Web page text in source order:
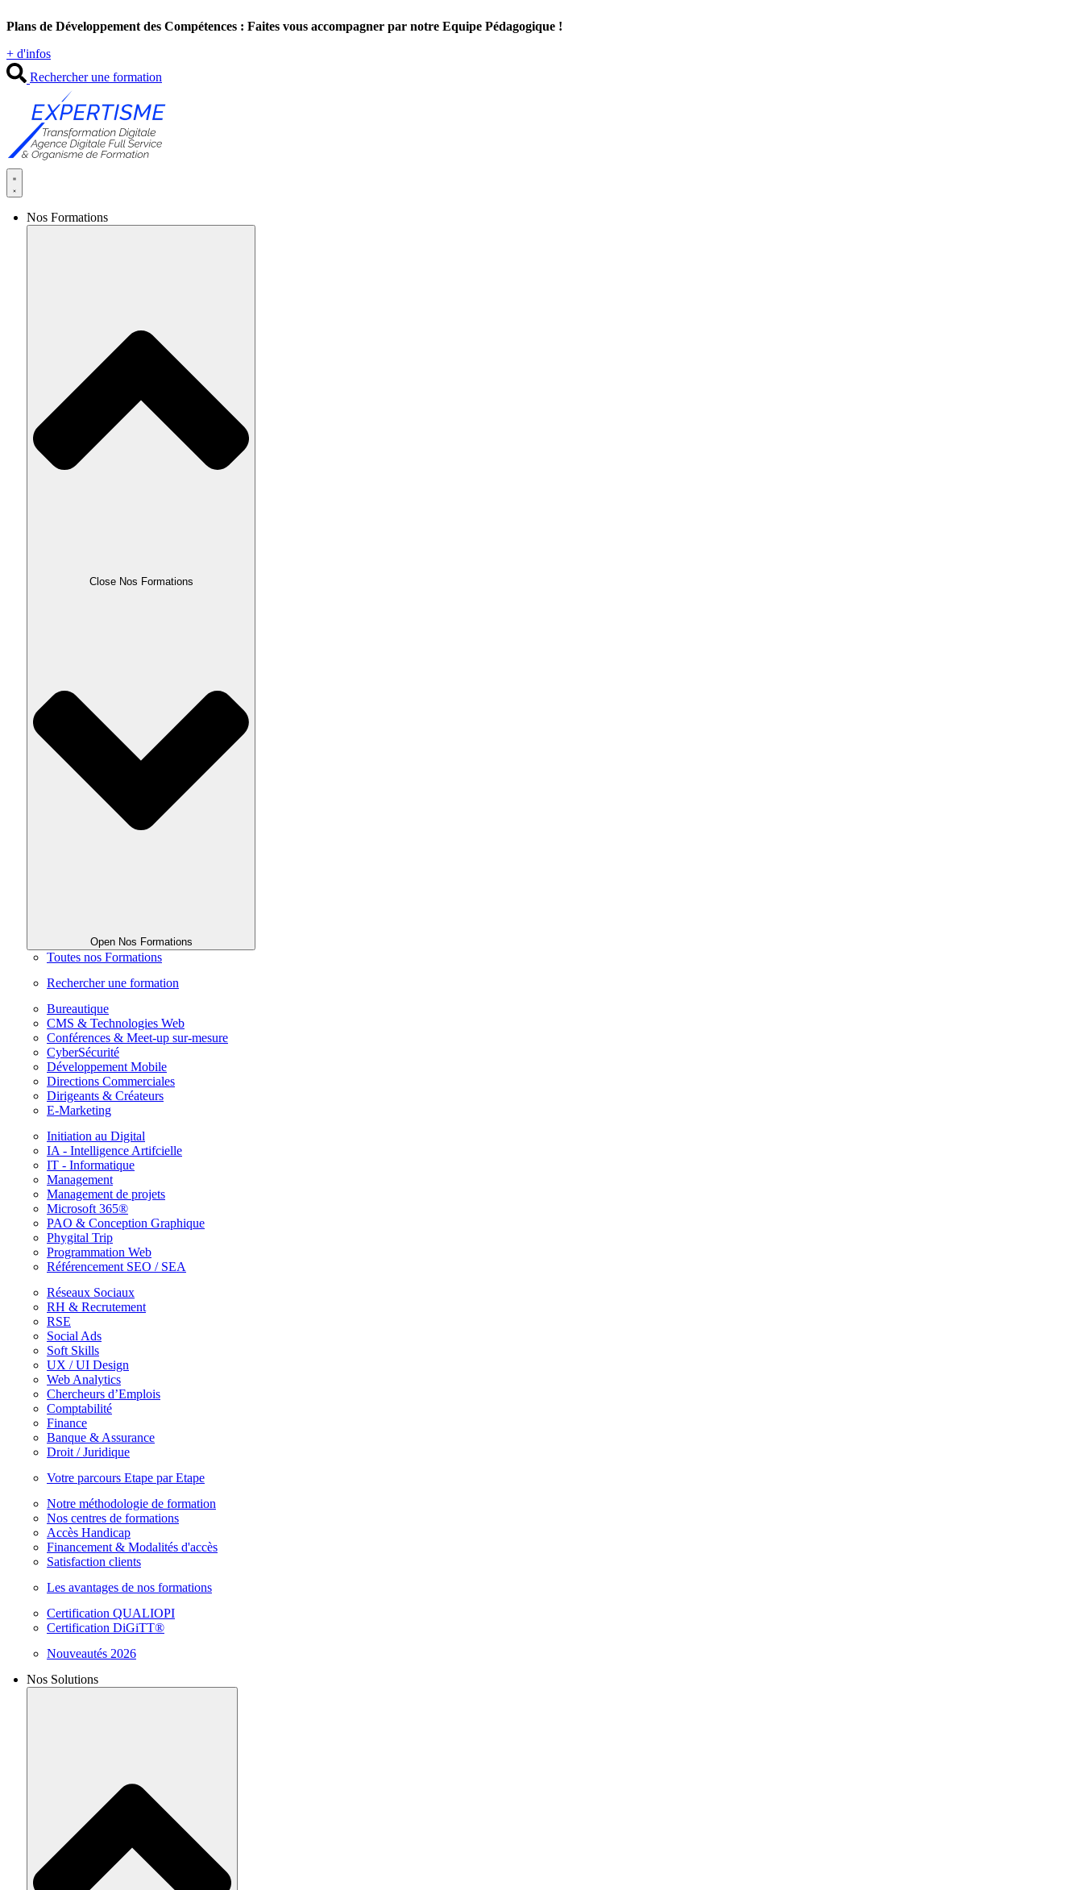
au
Plans de Développement des Compétences : Faites vous accompagner par notre Equipe Pédagogique !
+ d'infos
Rechercher une formation
Nos Formations
Close Nos Formations
Open Nos Formations
Toutes nos Formations
Rechercher une formation
Bureautique
CMS & Technologies Web
Conférences & Meet-up sur-mesure
CyberSécurité
Développement Mobile
Directions Commerciales
Dirigeants & Créateurs
E-Marketing
Initiation au Digital
IA - Intelligence Artifcielle
IT - Informatique
Management
Management de projets
Microsoft 365®
PAO & Conception Graphique
Phygital Trip
Programmation Web
Référencement SEO / SEA
Réseaux Sociaux
RH & Recrutement
RSE
Social Ads
Soft Skills
UX / UI Design
Web Analytics
Chercheurs d’Emplois
Comptabilité
Finance
Banque & Assurance
Droit / Juridique
Votre parcours Etape par Etape
Notre méthodologie de formation
Nos centres de formations
Accès Handicap
Financement & Modalités d'accès
Satisfaction clients
Les avantages de nos formations
Certification QUALIOPI
Certification DiGiTT®
Nouveautés 2026
Nos Solutions